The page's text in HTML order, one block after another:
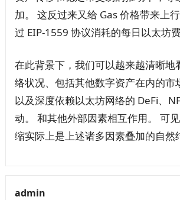
加。 这反过来又给 G​​as 价格带来上
过 EIP-1559 协议消耗的每日以太坊费
在此背景下，我们可以越来越清晰地
络状况、包括其他数字资产在内的市
以及深度依赖以太坊网络的 DeFi、
动。 和其他外部因素相互作用。 可
缩实际上是上述诸多因素叠加的自然
admin